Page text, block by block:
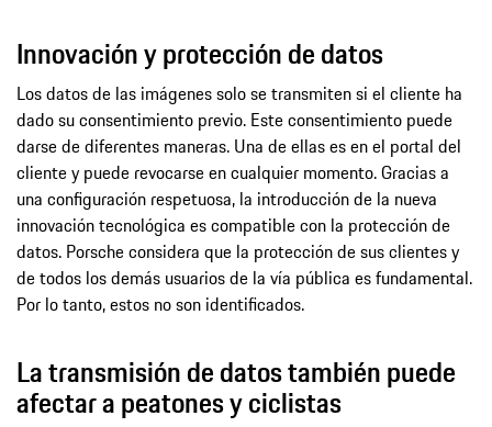
Innovación y protección de datos
Los datos de las imágenes solo se transmiten si el cliente ha
dado su consentimiento previo. Este consentimiento puede
darse de diferentes maneras. Una de ellas es en el portal del
cliente y puede revocarse en cualquier momento. Gracias a
una configuración respetuosa, la introducción de la nueva
innovación tecnológica es compatible con la protección de
datos. Porsche considera que la protección de sus clientes y
de todos los demás usuarios de la vía pública es fundamental.
Por lo tanto, estos no son identificados.
La transmisión de datos también puede
afectar a peatones y ciclistas